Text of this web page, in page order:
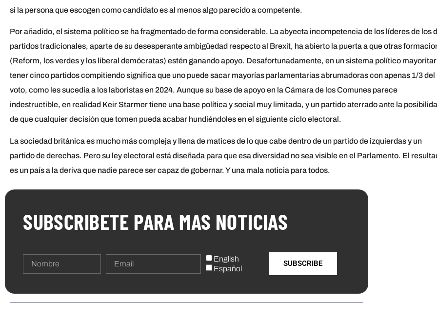
si la persona que escogen como candidato es al menos algo parecido a competente.
Por añadido, el sistema político se ha fragmentado de forma considerable. La abyecta incompetencia de los líderes de los
partidos tradicionales, aparte de su desesperante ambigüedad respecto al Brexit, ha abierto la puerta a que otras
(Reform, los verdes y los liberal demócratas) estén ganando apoyo. Desafortunadamente, en un sistema político
tener cinco partidos compitiendo significa que uno puede sacar mayorías parlamentarias abrumadoras con apenas 1/3 del
voto, como les sucedía a los laboristas en 2024. Aunque su base de apoyo en la Cámara de los Comunes parece
indestructible, en realidad Keir Starmer tiene una base política y social muy limitada, y un partido aterrado ante la
de que cualquier decisión que tomen pueda acabar hundiéndoles en el siguiente ciclo electoral.
La sociedad británica es mucho más compleja y llena de matices de lo que cabe dentro de un partido de izquierdas y un
partido de derechas. Pero su ley electoral está diseñada para que esa diversidad no sea visible en el Parlamento. El
es un país a la deriva que nadie parece ser capaz de gobernar. Y una mala noticia para todos.
SUBSCRIBETE PARA MAS NOTICIAS
English
Español
SUBSCRIBE